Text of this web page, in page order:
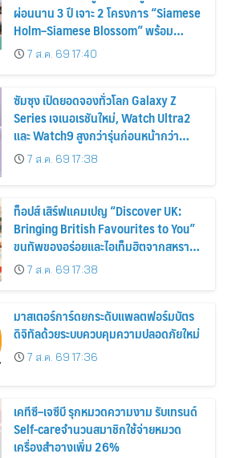
ผ่อนนาน 3 ปี เจาะ 2 โครงการ “Siamese
Holm–Siamese Blossom” พร้อม
ส่วนลดและสิทธิพิเศษถึง 31 สิงหาคม
2569
7 ส.ค. 69 17:40
ซัมซุง เปิดยอดจองทั่วโลก Galaxy Z
Series เจเนอเรชันใหม่, Watch Ultra2
และ Watch9 สูงกว่ารุ่นก่อนหน้ากว่า
30%7 ส.ค. 69 17:38
ท็อปส์ เสิร์ฟแคมเปญ “Discover UK:
Bringing British Favourites to You”
ขนทัพของอร่อยและไอเท็มฮิตจากสหราช
อาณาจักร ส่งตรงถึงมือตั้งแต่วันนี้ – 18
สิงหาคมนี้
7 ส.ค. 69 17:38
มาสเตอร์การ์ดยกระดับแพลตฟอร์มบัตร
ดิจิทัลด้วยระบบควบคุมความปลอดภัยใหม่
7 ส.ค. 69 17:36
เคทีซี–เจซีบี รุกหมวดความงาม รับเทรนด์
Self-careจำนวนสมาชิกใช้จ่ายหมวด
เครื่องสำอางเพิ่ม 26%